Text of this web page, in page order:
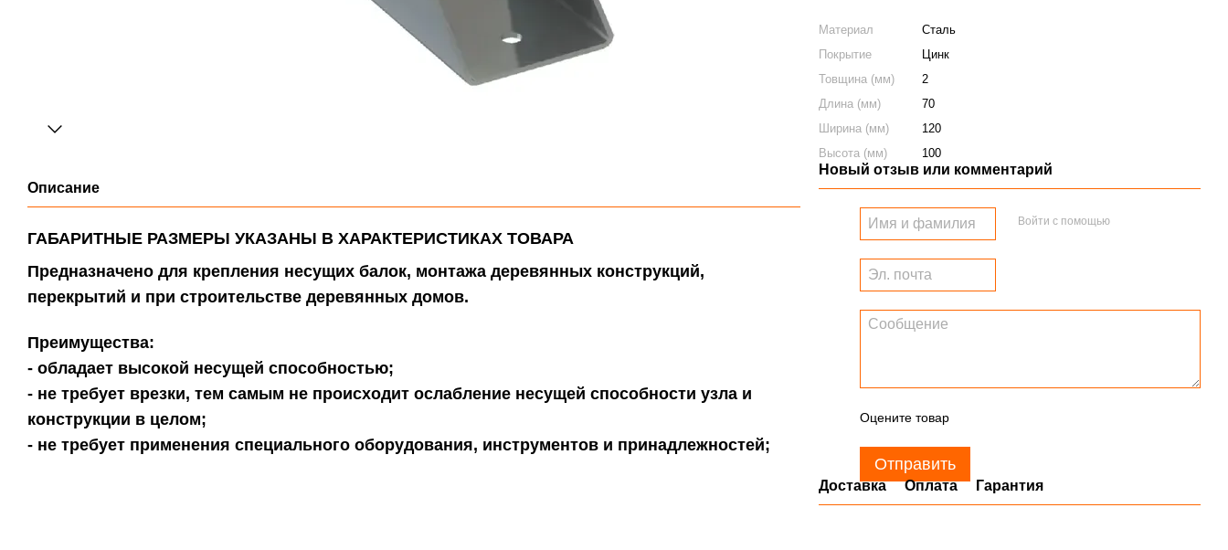
Описание
ГАБАРИТНЫЕ РАЗМЕРЫ УКАЗАНЫ В ХАРАКТЕРИСТИКАХ ТОВАРА
Предназначено для крепления несущих балок, монтажа деревянных конструкций,
перекрытий и при строительстве деревянных домов.
Преимущества:
- обладает высокой несущей способностью;
- не требует врезки, тем самым не происходит ослабление несущей способности узла и
конструкции в целом;
- не требует применения специального оборудования, инструментов и принадлежностей;
Материал
Сталь
Покрытие
Цинк
Товщина (мм)
2
Длина (мм)
70
Ширина (мм)
120
Высота (мм)
100
Новый отзыв или комментарий
Войти с помощью
Оцените товар
Отправить
Доставка Оплата Гарантия